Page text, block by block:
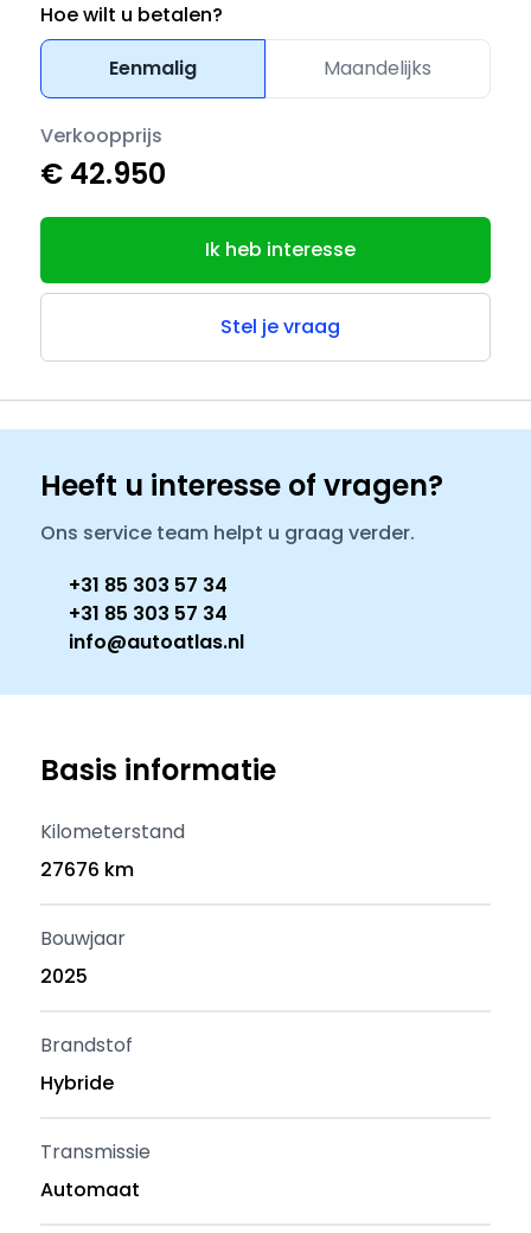
Hoe wilt u betalen?
Eenmalig
Maandelijks
Verkoopprijs
€ 42.950
Ik heb interesse
Stel je vraag
Heeft u interesse of vragen?
Ons service team helpt u graag verder.
+31 85 303 57 34
+31 85 303 57 34
info@autoatlas.nl
Basis informatie
Kilometerstand
27676 km
Bouwjaar
2025
Brandstof
Hybride
Transmissie
Automaat